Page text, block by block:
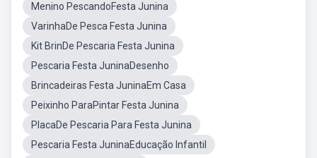
Menino PescandoFesta Junina
VarinhaDe Pesca Festa Junina
Kit BrinDe Pescaria Festa Junina
Pescaria Festa JuninaDesenho
Brincadeiras Festa JuninaEm Casa
Peixinho ParaPintar Festa Junina
PlacaDe Pescaria Para Festa Junina
Pescaria Festa JuninaEducação Infantil